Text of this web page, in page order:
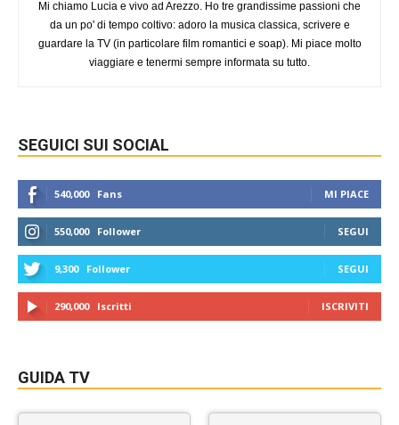
Mi chiamo Lucia e vivo ad Arezzo. Ho tre grandissime passioni che
da un po' di tempo coltivo: adoro la musica classica, scrivere e
guardare la TV (in particolare film romantici e soap). Mi piace molto
viaggiare e tenermi sempre informata su tutto.
SEGUICI SUI SOCIAL
540,000 Fans MI PIACE
550,000 Follower SEGUI
9,300 Follower SEGUI
290,000 Iscritti ISCRIVITI
GUIDA TV